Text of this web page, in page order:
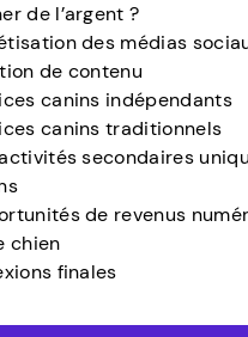
de l’argent ?
des médias
de contenu
canins indépendants
canins traditionnels
secondaires
de revenus
chien
finales